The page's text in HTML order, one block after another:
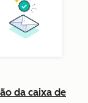
da caixa de